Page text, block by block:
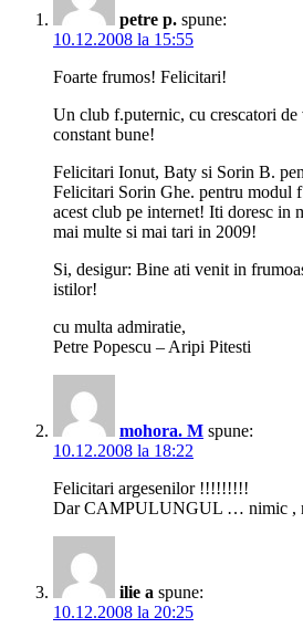
petre p. spune:
10.12.2008 la 15:55
Foarte frumos! Felicitari!
Un club f.puternic, cu crescatori de
constant bune!
Felicitari Ionut, Baty si Sorin B.
Felicitari Sorin Ghe. pentru modul
acest club pe internet! Iti doresc in
mai multe si mai tari in 2009!
Si, desigur: Bine ati venit in
istilor!
cu multa admiratie,
Petre Popescu – Aripi Pitesti
mohora. M spune:
10.12.2008 la 18:22
Felicitari argesenilor !!!!!!!!!
Dar CAMPULUNGUL … nimic ,
ilie a spune:
10.12.2008 la 20:25